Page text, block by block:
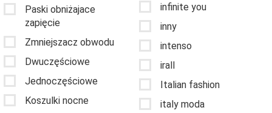
Paski obniżajace
zapięcie
Zmniejszacz obwodu
Dwuczęściowe
Jednoczęściowe
Koszulki nocne
infinite you
inny
intenso
irall
Italian fashion
italy moda